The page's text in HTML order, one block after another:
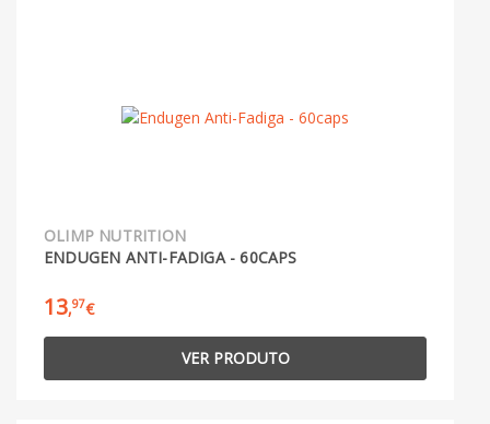
OLIMP NUTRITION
ENDUGEN ANTI-FADIGA - 60CAPS
13,97€
VER PRODUTO